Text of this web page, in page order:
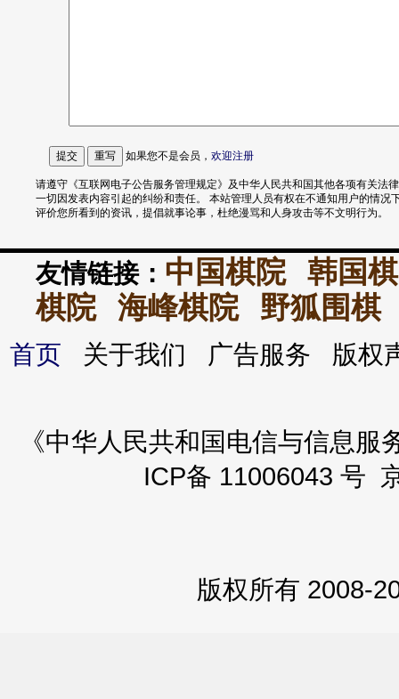
如果您不是会员， 欢迎注册
请遵守《互联网电子公告服务管理规定》及中华人民共和国其他各项有关法
一切因发表内容引起的纠纷和责任。 本站管理人员有权在不通知用户的情况
评价您所看到的资讯，提倡就事论事，杜绝漫骂和人身攻击等不文明行为。
友情链接： 中国棋院
韩国
棋院
海峰棋院 野狐围棋
首页 关于我们 广告服务 版
《中华人民共和国电信与信息
ICP备 11006043 号
版权所有 2008-